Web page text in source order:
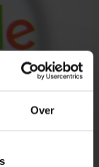
Over